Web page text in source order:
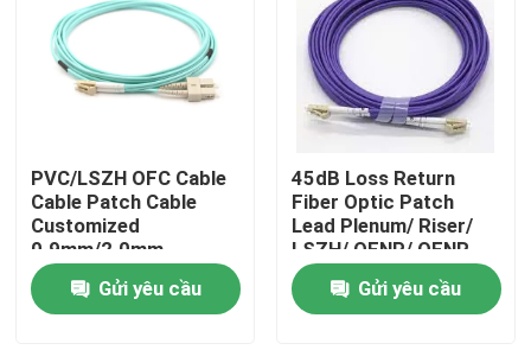
Video
Về chúng tôi
Tham quan nhà máy
PVC/LSZH OFC Cable
Cable Patch Cable
Customized
0.9mm/2.0mm
Gửi yêu cầu
45dB Loss Return
Fiber Optic Patch
Lead Plenum/ Riser/
LSZH/ OFNP/ OFNR
Cable
Gửi yêu cầu